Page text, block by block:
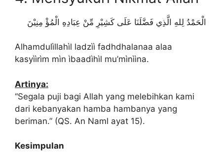
الْحَمْدُ لِلهِ الَّذِي فَضَّلَنَا عَلَى كَشِيْرِ مِّنْ عِبَادِهِ الْمُؤْ مِنِيْنَ
Alhamdulìllahìl ladzìì fadhdhalanaa alaa
kasyììrìm mìn ìbaadìhìl mu’mìnììna.
Artinya:
“Segala puji bagi Allah yang melebihkan kami
dari kebanyakan hamba hambanya yang
beriman.” (QS. An Naml ayat 15).
Kesimpulan